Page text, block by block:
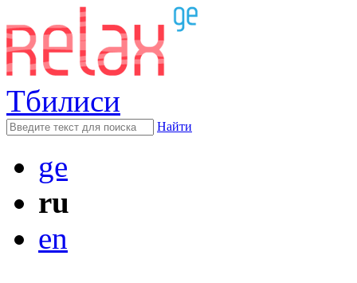
Тбилиси
Найти
ge
ru
en